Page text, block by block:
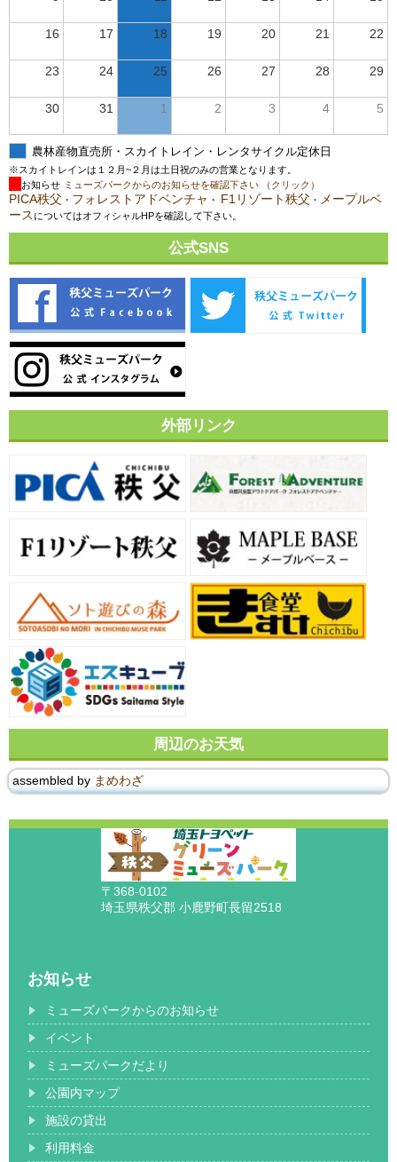
16 17 18 19 20 21 22
23 24 25 26 27 28 29
30 31 1 2 3 4 5
農林産物直売所・スカイトレイン・レンタサイクル定休日
※スカイトレインは１２月~２月は土日祝のみの営業となります。
お知らせ ミューズパークからのお知らせを確認下さい （クリック）
PICA秩父 ・ フォレストアドベンチャ ・ F1リゾート秩父 ・ メープルベ
ース についてはオフィシャルHPを確認して下さい。
公式SNS
外部リンク
周辺のお天気
assembled by まめわざ
〒368-0102
埼玉県秩父郡 小鹿野町長留2518
お知らせ
ミューズパークからのお知らせ
イベント
ミューズパークだより
公園内マップ
施設の貸出
利用料金